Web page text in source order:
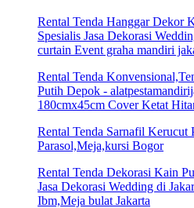
Rental Tenda Hanggar Dekor
Spesialis Jasa Dekorasi
curtain Event graha mandiri
Rental Tenda
Putih Depok -
180cmx45cm Cover Ketat
Rental Tenda Sarnafil Kerucut
Parasol,Meja,kursi Bogor
Rental Tenda Dekorasi Kain
Jasa Dekorasi Wedding di
Ibm,Meja bulat Jakarta